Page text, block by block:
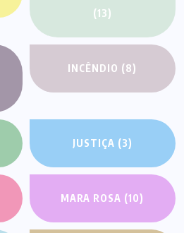
(13)
INCÊNDIO (8)
JUSTIÇA (3)
MARA ROSA (10)